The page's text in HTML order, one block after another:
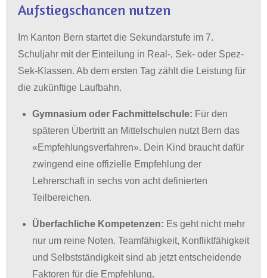
Aufstiegschancen nutzen
Im Kanton Bern startet die Sekundarstufe im 7.
Schuljahr mit der Einteilung in Real-, Sek- oder Spez-
Sek-Klassen. Ab dem ersten Tag zählt die Leistung für
die zukünftige Laufbahn.
Gymnasium oder Fachmittelschule: Für den
späteren Übertritt an Mittelschulen nutzt Bern das
«Empfehlungsverfahren». Dein Kind braucht dafür
zwingend eine offizielle Empfehlung der
Lehrerschaft in sechs von acht definierten
Teilbereichen.
Überfachliche Kompetenzen: Es geht nicht mehr
nur um reine Noten. Teamfähigkeit, Konfliktfähigkeit
und Selbstständigkeit sind ab jetzt entscheidende
Faktoren für die Empfehlung.